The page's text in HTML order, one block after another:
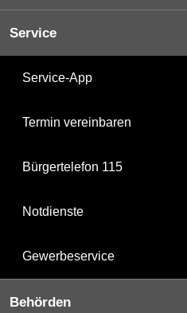
Service
Service-App
Termin vereinbaren
Bürgertelefon 115
Notdienste
Gewerbeservice
Behörden